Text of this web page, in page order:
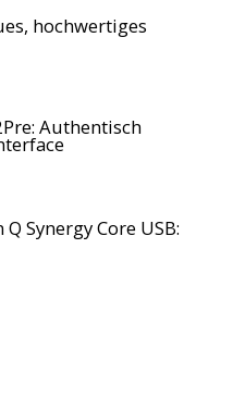
hochwertiges
Authentisch
Synergy Core USB: